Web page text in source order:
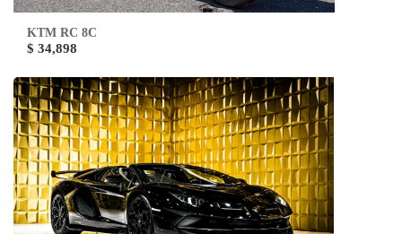
KTM RC 8C
$ 34,898